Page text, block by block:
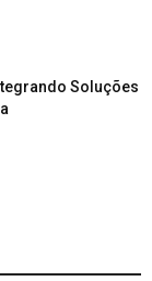
Soluções